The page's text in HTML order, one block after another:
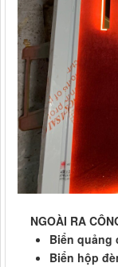
NGOÀI RA
Biển quảng
Biển hộp